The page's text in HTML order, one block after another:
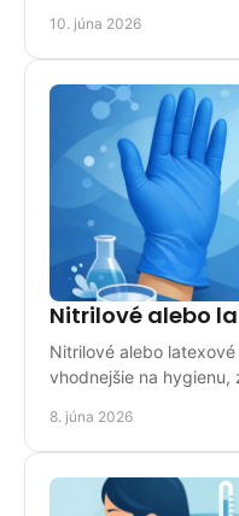
10. júna 2026
Nitrilové alebo
Nitrilové alebo
vhodnejšie na
8. júna 2026